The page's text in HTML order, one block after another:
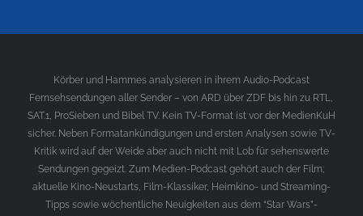
Körber und Hammes analysieren in ihrem Audio-Podcast
Fernsehsendungen aller Sender – von ARD über ZDF bis hin zu RTL,
SAT.1, ProSieben und Bibel TV. Kein TV-Format ist vor der MedienKuH
sicher. Neben Formatankündigungen und ersten Analysen sowie TV-
Kritik wird auf der Weide aber auch nicht mit Lob für sehenswerte
Sendungen gegeizt. Zum Medien-Podcast gehört auch der Film;
aktuelle Kino-Neustarts, Film-Klassiker, Heimkino- und Streaming-
Tipps sowie wöchentliche Neuigkeiten aus dem “Star Wars”-